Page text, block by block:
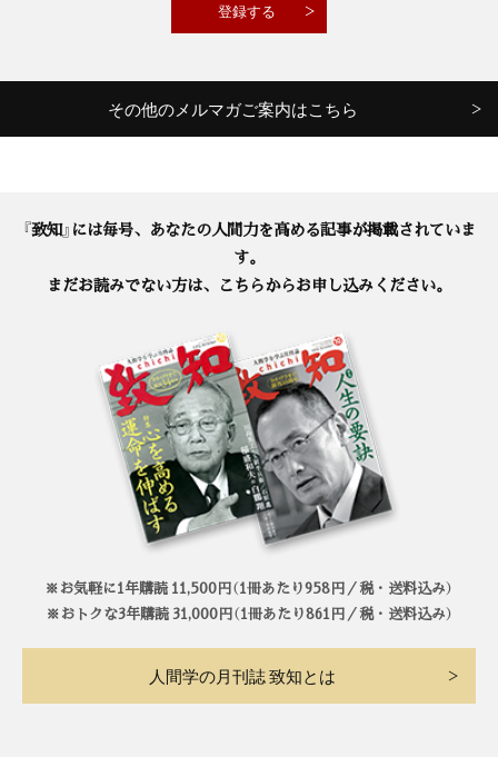
その他のメルマガご案内はこちら
『致知』には毎号、あなたの人間力を高める記事が掲載されていま
す。
まだお読みでない方は、こちらからお申し込みください。
※お気軽に1年購読 11,500円（1冊あたり958円／税・送料込み）
※おトクな3年購読 31,000円（1冊あたり861円／税・送料込み）
人間学の月刊誌 致知とは